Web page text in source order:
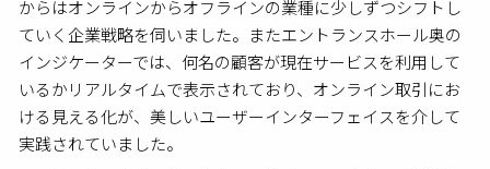
からはオンラインからオフラインの業種に少しずつシフトし
ていく企業戦略を伺いました。またエントランスホール奥の
インジケーターでは、何名の顧客が現在サービスを利用して
いるかリアルタイムで表示されており、オンライン取引にお
ける見える化が、美しいユーザーインターフェイスを介して
実践されていました。